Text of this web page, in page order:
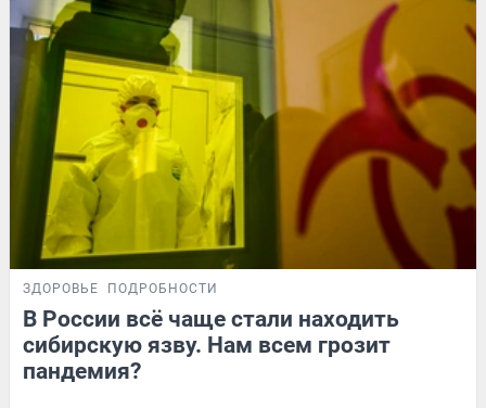
ЗДОРОВЬЕ ПОДРОБНОСТИ
В России всё чаще стали находить
сибирскую язву. Нам всем грозит
пандемия?